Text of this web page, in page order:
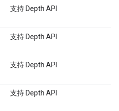
支持 Depth API
支持 Depth API
支持 Depth API
支持 Depth API